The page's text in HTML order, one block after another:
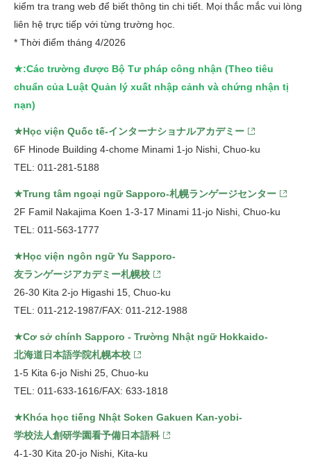
kiểm tra trang web để biết thông tin chi tiết. Mọi thắc mắc vui lòng
liên hệ trực tiếp với từng trường học.
* Thời điểm tháng 4/2026
★:Các trường được Bộ Tư pháp công nhận (Theo tiêu
chuẩn của Luật Quản lý xuất nhập cảnh và chứng nhận tị
nạn)
★Học viện Quốc tế-インターナショナルアカデミー
6F Hinode Building 4-chome Minami 1-jo Nishi, Chuo-ku
TEL: 011-281-5188
★Trung tâm ngoại ngữ Sapporo-札幌ランゲージセンター
2F Famil Nakajima Koen 1-3-17 Minami 11-jo Nishi, Chuo-ku
TEL: 011-563-1777
★Học viện ngôn ngữ Yu Sapporo-
友ランゲージアカデミー札幌校
26-30 Kita 2-jo Higashi 15, Chuo-ku
TEL: 011-212-1987/FAX: 011-212-1988
★Cơ sở chính Sapporo - Trường Nhật ngữ Hokkaido-
北海道日本語学院札幌本校
1-5 Kita 6-jo Nishi 25, Chuo-ku
TEL: 011-633-1616/FAX: 633-1818
★Khóa học tiếng Nhật Soken Gakuen Kan-yobi-
学校法人創研学園看予備日本語科
4-1-30 Kita 20-jo Nishi, Kita-ku